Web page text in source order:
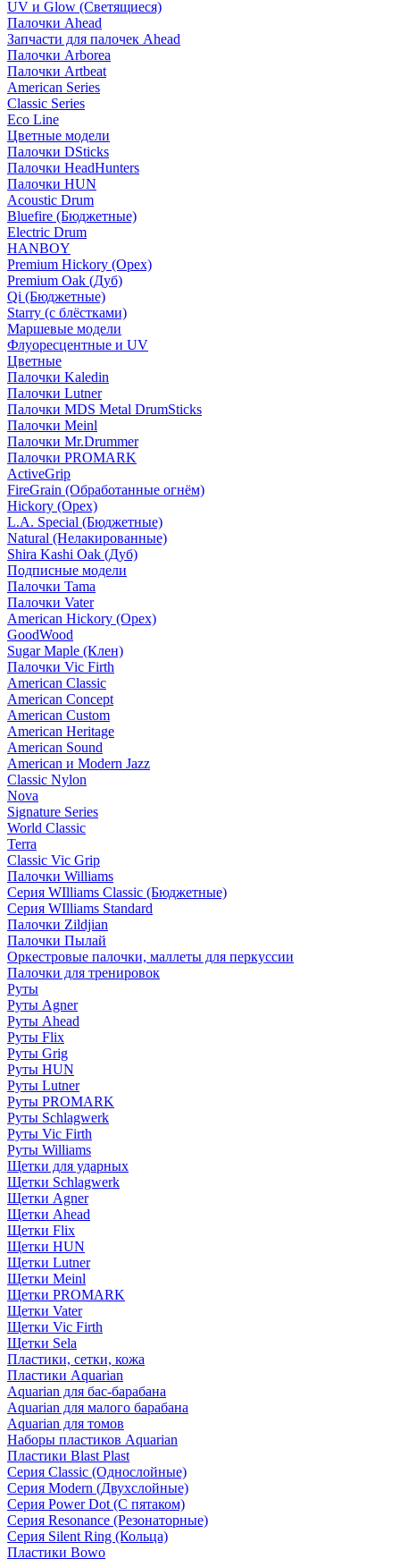
UV и Glow (Светящиеся)
Палочки Ahead
Запчасти для палочек Ahead
Палочки Arborea
Палочки Artbeat
American Series
Classic Series
Eco Line
Цветные модели
Палочки DSticks
Палочки HeadHunters
Палочки HUN
Acoustic Drum
Bluefire (Бюджетные)
Electric Drum
HANBOY
Premium Hickory (Орех)
Premium Oak (Дуб)
Qi (Бюджетные)
Starry (с блёстками)
Маршевые модели
Флуоресцентные и UV
Цветные
Палочки Kaledin
Палочки Lutner
Палочки MDS Metal DrumSticks
Палочки Meinl
Палочки Mr.Drummer
Палочки PROMARK
ActiveGrip
FireGrain (Обработанные огнём)
Hickory (Орех)
L.A. Special (Бюджетные)
Natural (Нелакированные)
Shira Kashi Oak (Дуб)
Подписные модели
Палочки Tama
Палочки Vater
American Hickory (Орех)
GoodWood
Sugar Maple (Клен)
Палочки Vic Firth
American Classic
American Concept
American Custom
American Heritage
American Sound
American и Modern Jazz
Classic Nylon
Nova
Signature Series
World Classic
Terra
Classic Vic Grip
Палочки Williams
Серия WIlliams Classic (Бюджетные)
Серия WIlliams Standard
Палочки Zildjian
Палочки Пылай
Оркестровые палочки, маллеты для перкуссии
Палочки для тренировок
Руты
Руты Agner
Руты Ahead
Руты Flix
Руты Grig
Руты HUN
Руты Lutner
Руты PROMARK
Руты Schlagwerk
Руты Vic Firth
Руты Williams
Щетки для ударных
Щетки Schlagwerk
Щетки Agner
Щетки Ahead
Щетки Flix
Щетки HUN
Щетки Lutner
Щетки Meinl
Щетки PROMARK
Щетки Vater
Щетки Vic Firth
Щетки Sela
Пластики, сетки, кожа
Пластики Aquarian
Aquarian для бас-барабана
Aquarian для малого барабана
Aquarian для томов
Наборы пластиков Aquarian
Пластики Blast Plast
Серия Classic (Однослойные)
Серия Modern (Двухслойные)
Серия Power Dot (С пятаком)
Серия Resonance (Резонаторные)
Серия Silent Ring (Кольца)
Пластики Bowo